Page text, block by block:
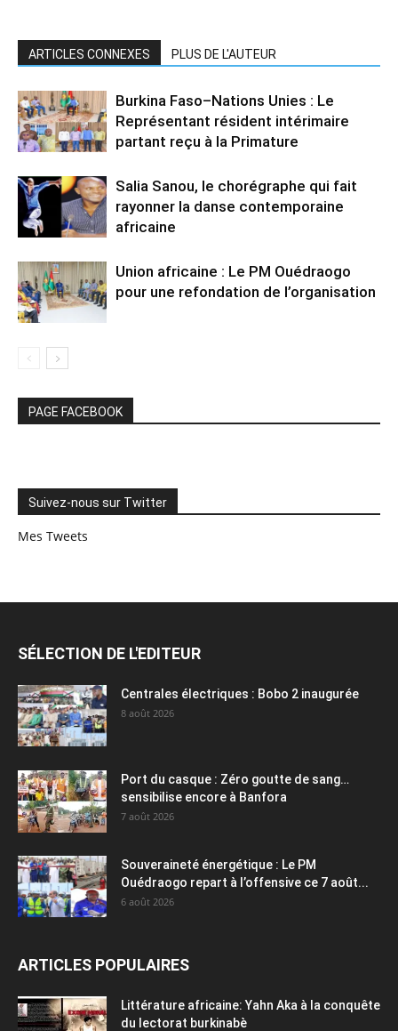
ARTICLES CONNEXES PLUS DE L'AUTEUR
Burkina Faso–Nations Unies : Le
Représentant résident intérimaire
partant reçu à la Primature
Salia Sanou, le chorégraphe qui fait
rayonner la danse contemporaine
africaine
Union africaine : Le PM Ouédraogo
pour une refondation de l’organisation
PAGE FACEBOOK
Suivez-nous sur Twitter
Mes Tweets
SÉLECTION DE L'EDITEUR
Centrales électriques : Bobo 2 inaugurée
8 août 2026
Port du casque : Zéro goutte de sang…
sensibilise encore à Banfora
7 août 2026
Souveraineté énergétique : Le PM
Ouédraogo repart à l’offensive ce 7 août...
6 août 2026
ARTICLES POPULAIRES
Littérature africaine: Yahn Aka à la conquête
du lectorat burkinabè